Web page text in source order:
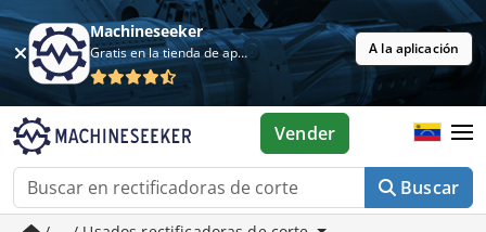
Machineseeker
Gratis en la tienda de aplicaciones A la aplicación
Buscar
Vender